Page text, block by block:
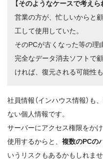
【そのようなケースで考えら
営業の方が、忙しいからと
工して使用していた。
そのPCが古くなった等の理
完全なデータ消去ソフトで
ければ、復元される可能性も
社員情報（インハウス情報）
ない個人情報です。
サーバーにアクセス権限をか
使用するからと、 複数のPCの
いうリスクもあるかもしれませ